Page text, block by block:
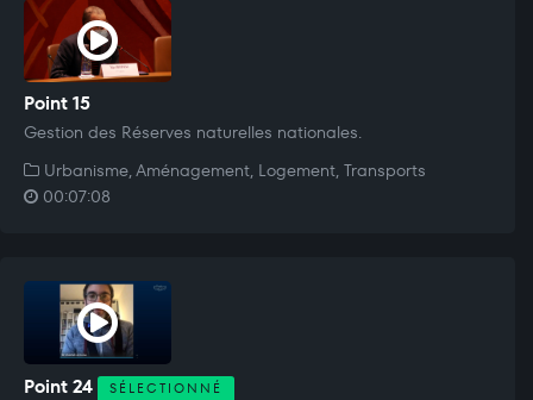
Point 15
Gestion des Réserves naturelles nationales.
Urbanisme, Aménagement, Logement, Transports
00:07:08
Point 24 SÉLECTIONNÉ